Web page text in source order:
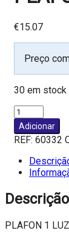
€15.07
Preço
30 em stock
Quantidade
de
PLAFON
1
LUZ
ELKAN
CROMO
X
27
Adicionar
REF: 60332
Descrição
PLAFON 1